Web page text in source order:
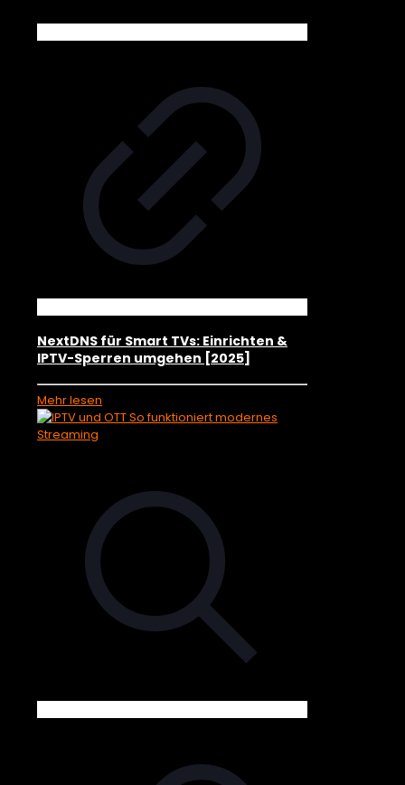
NextDNS für Smart TVs: Einrichten &
IPTV-Sperren umgehen [2025]
Mehr lesen